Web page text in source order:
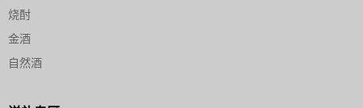
烧酎
金酒
自然酒